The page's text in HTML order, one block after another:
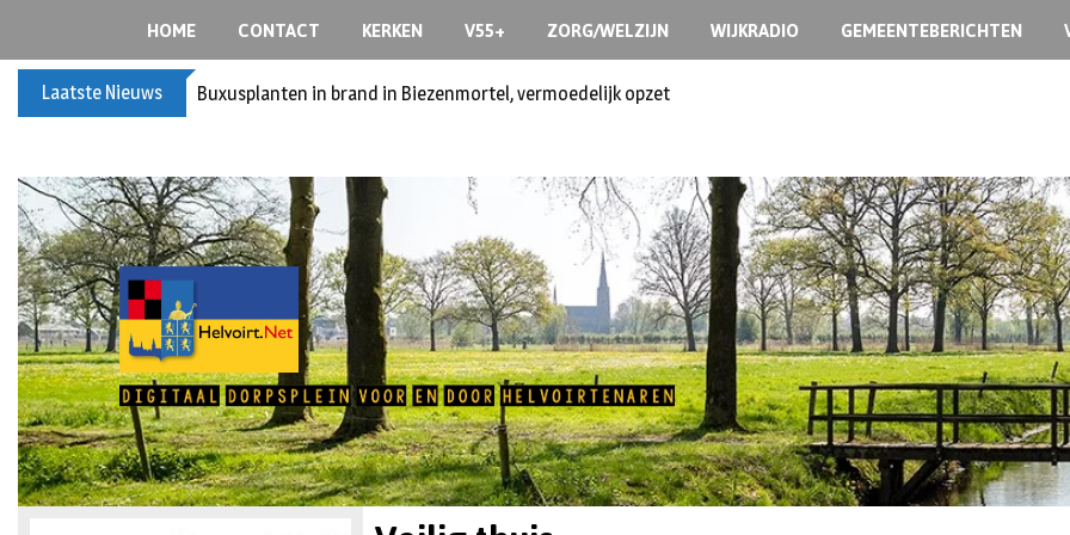
HOME CONTACT KERKEN V55+ ZORG/WELZIJN WIJKRADIO GEMEENTEBERICHTEN
Laatste Nieuws Buxusplanten in brand in Biezenmortel, vermoedelijk opzet